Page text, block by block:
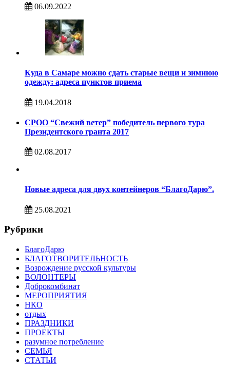
06.09.2022
Куда в Самаре можно сдать старые вещи и зимнюю
одежду: адреса пунктов приема
19.04.2018
СРОО “Свежий ветер” победитель первого тура
Президентского гранта 2017
02.08.2017
Новые адреса для двух контейнеров “БлагоДарю”.
25.08.2021
Рубрики
БлагоДарю
БЛАГОТВОРИТЕЛЬНОСТЬ
Возрождение русской культуры
ВОЛОНТЕРЫ
Доброкомбинат
МЕРОПРИЯТИЯ
НКО
отдых
ПРАЗДНИКИ
ПРОЕКТЫ
разумное потребление
СЕМЬЯ
СТАТЬИ